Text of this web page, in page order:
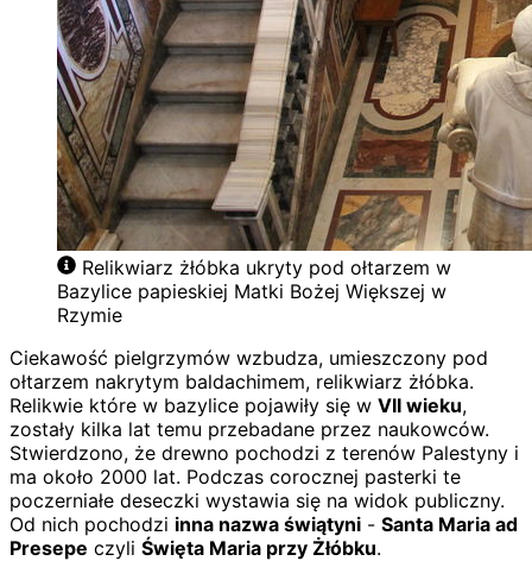
Relikwiarz żłóbka ukryty pod ołtarzem w
Bazylice papieskiej Matki Bożej Większej w
Rzymie
Ciekawość pielgrzymów wzbudza, umieszczony pod
ołtarzem nakrytym baldachimem, relikwiarz żłóbka.
Relikwie które w bazylice pojawiły się w VII wieku,
zostały kilka lat temu przebadane przez naukowców.
Stwierdzono, że drewno pochodzi z terenów Palestyny i
ma około 2000 lat. Podczas corocznej pasterki te
poczerniałe deseczki wystawia się na widok publiczny.
Od nich pochodzi inna nazwa świątyni - Santa Maria ad
Presepe czyli Święta Maria przy Żłóbku.